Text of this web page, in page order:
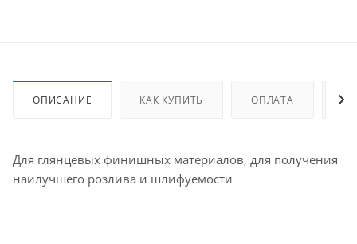
ОПИСАНИЕ КАК КУПИТЬ ОПЛАТА
Для глянцевых финишных материалов, для получения
наилучшего розлива и шлифуемости